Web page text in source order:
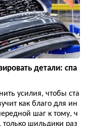
детали: спа
усилия, чтобы ста
как благо для ин
шаг к тому, ч
шильдики раз